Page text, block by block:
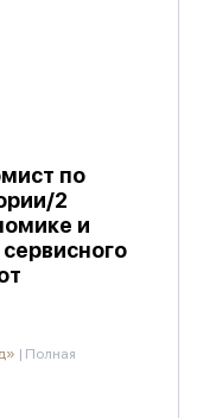
по
2
и
| Полная